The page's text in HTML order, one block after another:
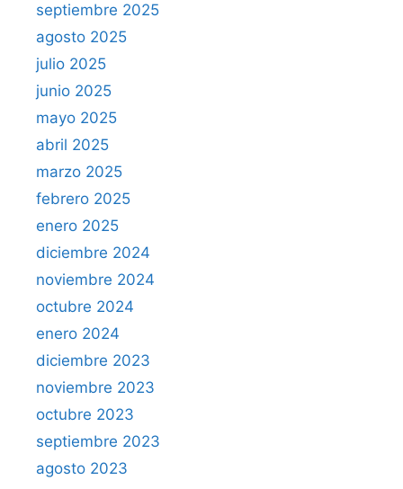
septiembre 2025
agosto 2025
julio 2025
junio 2025
mayo 2025
abril 2025
marzo 2025
febrero 2025
enero 2025
diciembre 2024
noviembre 2024
octubre 2024
enero 2024
diciembre 2023
noviembre 2023
octubre 2023
septiembre 2023
agosto 2023